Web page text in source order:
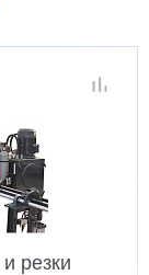
резки